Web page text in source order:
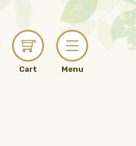
Cart Menu